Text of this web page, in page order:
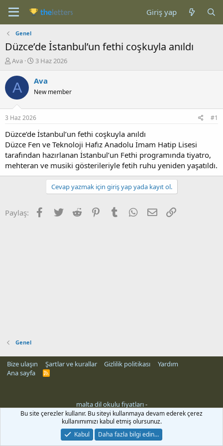
Giriş yap
Genel
Düzce’de İstanbul’un fethi coşkuyla anıldı
K
n
b
u
u
b
a
ş
l
a
t
a
Ava
B
ş
a
g
ı
ç
a
r
i
h
3 Haz 2026
A Ava
New member
3 Haz 2026 #1
Düzce’de İstanbul’un fethi coşkuyla anıldı
Düzce Fen ve Teknoloji Hafız Anadolu İmam Hatip Lisesi
tarafından hazırlanan İstanbul’un Fethi programında tiyatro,
mehteran ve musiki gösterileriyle fetih ruhu yeniden yaşatıldı.
Cevap yazmak için giriş yap yada kayıt ol.
Paylaş: Facebook
Twitter Reddit PinterestTumblr WhatsApp
E-posta
Genel
Bize ulaşın Şartlar ve kurallar Gizlilik politikası
Yardım
Ana sayfa
R
malta dil okulu fiyatları-
Bu site çerezler kullanır. Bu siteyi kullanmaya devam ederek çerez
kullanımımızı kabul etmiş olursunuz.
Kabul
Daha fazla bilgi edin…